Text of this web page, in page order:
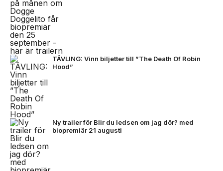
TÄVLING: Vinn biljetter till ”The Death Of Robin
Hood”
Ny trailer för Blir du ledsen om jag dör? med
biopremiär 21 augusti